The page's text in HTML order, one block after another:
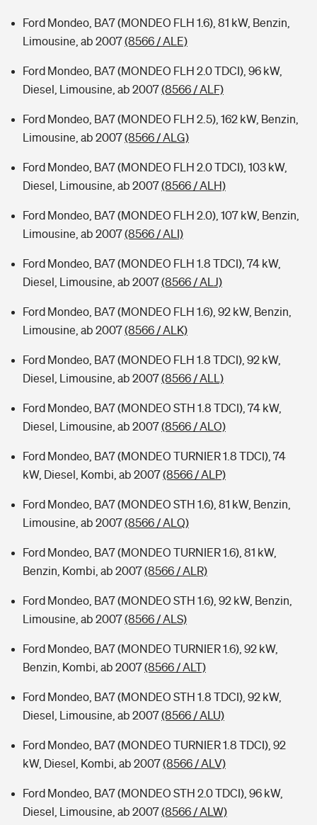
Ford Mondeo, BA7 (MONDEO FLH 1.6), 81 kW, Benzin,
Limousine, ab 2007(8566 / ALE)
Ford Mondeo, BA7 (MONDEO FLH 2.0 TDCI), 96 kW,
Diesel, Limousine, ab 2007(8566 / ALF)
Ford Mondeo, BA7 (MONDEO FLH 2.5), 162 kW, Benzin,
Limousine, ab 2007(8566 / ALG)
Ford Mondeo, BA7 (MONDEO FLH 2.0 TDCI), 103 kW,
Diesel, Limousine, ab 2007(8566 / ALH)
Ford Mondeo, BA7 (MONDEO FLH 2.0), 107 kW, Benzin,
Limousine, ab 2007(8566 / ALI)
Ford Mondeo, BA7 (MONDEO FLH 1.8 TDCI), 74 kW,
Diesel, Limousine, ab 2007(8566 / ALJ)
Ford Mondeo, BA7 (MONDEO FLH 1.6), 92 kW, Benzin,
Limousine, ab 2007(8566 / ALK)
Ford Mondeo, BA7 (MONDEO FLH 1.8 TDCI), 92 kW,
Diesel, Limousine, ab 2007(8566 / ALL)
Ford Mondeo, BA7 (MONDEO STH 1.8 TDCI), 74 kW,
Diesel, Limousine, ab 2007(8566 / ALO)
Ford Mondeo, BA7 (MONDEO TURNIER 1.8 TDCI), 74
kW, Diesel, Kombi, ab 2007(8566 / ALP)
Ford Mondeo, BA7 (MONDEO STH 1.6), 81 kW, Benzin,
Limousine, ab 2007(8566 / ALQ)
Ford Mondeo, BA7 (MONDEO TURNIER 1.6), 81 kW,
Benzin, Kombi, ab 2007(8566 / ALR)
Ford Mondeo, BA7 (MONDEO STH 1.6), 92 kW, Benzin,
Limousine, ab 2007(8566 / ALS)
Ford Mondeo, BA7 (MONDEO TURNIER 1.6), 92 kW,
Benzin, Kombi, ab 2007(8566 / ALT)
Ford Mondeo, BA7 (MONDEO STH 1.8 TDCI), 92 kW,
Diesel, Limousine, ab 2007(8566 / ALU)
Ford Mondeo, BA7 (MONDEO TURNIER 1.8 TDCI), 92
kW, Diesel, Kombi, ab 2007(8566 / ALV)
Ford Mondeo, BA7 (MONDEO STH 2.0 TDCI), 96 kW,
Diesel, Limousine, ab 2007(8566 / ALW)